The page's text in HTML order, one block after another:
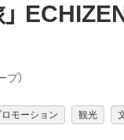
）
モーション 観光